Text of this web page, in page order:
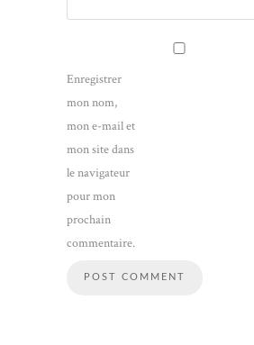
Enregistrer
mon nom,
mon e-mail et
mon site dans
le navigateur
pour mon
prochain
commentaire.